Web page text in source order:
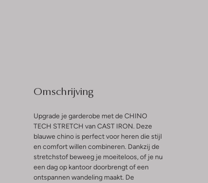
Omschrijving
Upgrade je garderobe met de CHINO
TECH STRETCH van CAST IRON. Deze
blauwe chino is perfect voor heren die stijl
en comfort willen combineren. Dankzij de
stretchstof beweeg je moeiteloos, of je nu
een dag op kantoor doorbrengt of een
ontspannen wandeling maakt. De